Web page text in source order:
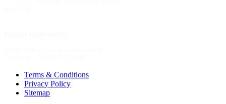
Terms & Conditions
Privacy Policy
Sitemap